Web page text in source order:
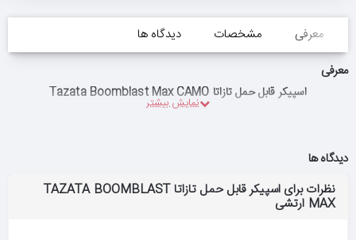
معرفی مشخصات
دیدگاه ها
معرفی
اسپیکر قابل حمل تازاتا Tazata Boomblast Max CAMO
دیدگاه ها
نظرات برای اسپیکر قابل حمل تازاتا TAZATA BOOMBLAST
MAX ارتشی